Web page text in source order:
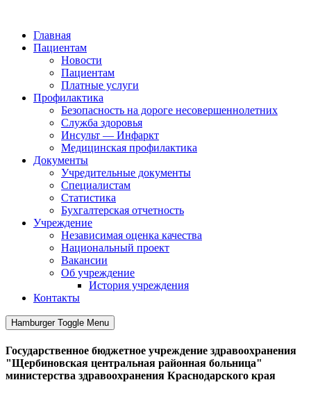
Главная
Пациентам
Новости
Пациентам
Платные услуги
Профилактика
Безопасность на дороге несовершеннолетних
Служба здоровья
Инсульт — Инфаркт
Медицинская профилактика
Документы
Учредительные документы
Специалистам
Статистика
Бухгалтерская отчетность
Учреждение
Независимая оценка качества
Национальный проект
Вакансии
Об учреждение
История учреждения
Контакты
Hamburger Toggle Menu
Государственное бюджетное учреждение здравоохранения
"Щербиновская центральная районная больница"
министерства здравоохранения Краснодарского края